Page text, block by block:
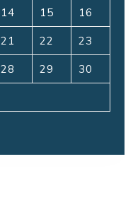
14 15 16
21 22 23
28 29 30